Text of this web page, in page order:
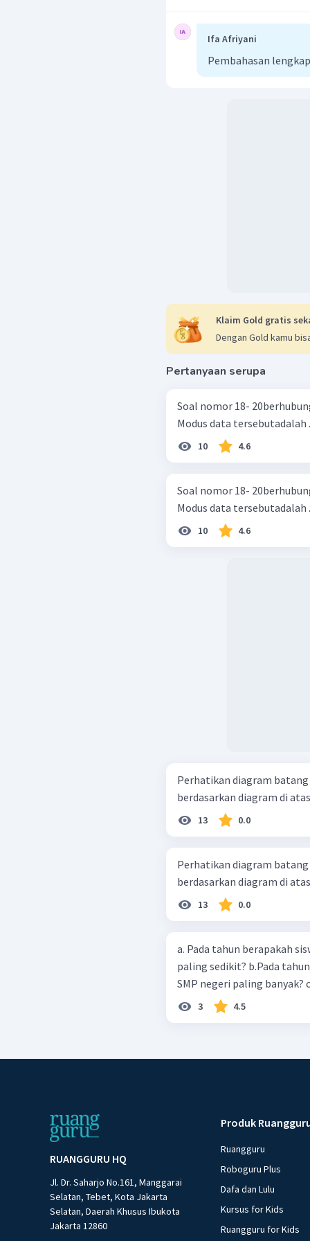
Ifa Afriyani
Pembahasan
Klaim Gold gratis
Dengan Gold kamu
Pertanyaan serupa
Soal nomor 18-
Modus data tersebutadalah
10 4.6
Soal nomor 18-
Modus data tersebutadalah
10 4.6
Perhatikan diagram batang ganda berikut!
13 0.0
Perhatikan diagram batang ganda berikut!
13 0.0
a. Pada tahun berapakah
paling sedikit? b.Pada tahun berapakah siswa SD Cerdas diterima di
3 4.5
RUANGGURU HQ
Jl. Dr. Saharjo No.161, Manggarai
Selatan, Tebet, Kota Jakarta
Selatan, Daerah Khusus Ibukota
Jakarta 12860
Produk
Ruangguru
Roboguru Plus
Dafa dan Lulu
Kursus for Kids
Ruangguru for Kids